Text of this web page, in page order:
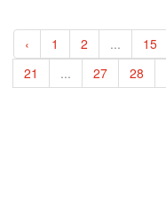
‹ 1 2 ... 15
21
... 27 28